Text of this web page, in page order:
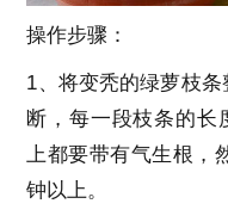
操作步骤：
1、将变秃的绿萝枝
断，每一段枝条的长
上都要带有气生根，
钟以上。